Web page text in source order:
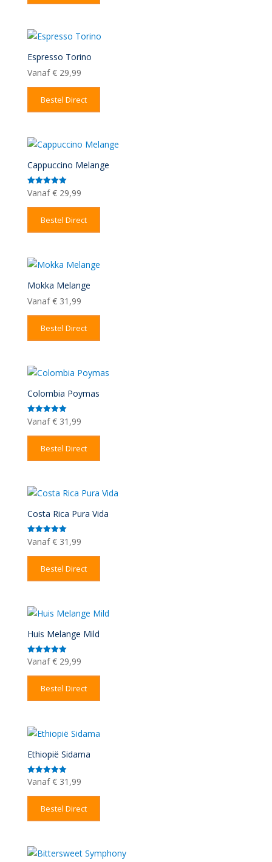
Espresso Torino
Vanaf €29,99
Bestel Direct
Cappuccino Melange
Gewaardeerd
5.00
Vanaf €29,99
Bestel Direct
Mokka Melange
Vanaf €31,99
Bestel Direct
Colombia Poymas
Gewaardeerd
5.00
Vanaf €31,99
Bestel Direct
Costa Rica Pura Vida
Gewaardeerd
5.00
Vanaf €31,99
Bestel Direct
Huis Melange Mild
Gewaardeerd
5.00
uit 5
Vanaf €29,99
Bestel Direct
Ethiopië Sidama
Gewaardeerd
5.00
uit 5
Vanaf €31,99
Bestel Direct